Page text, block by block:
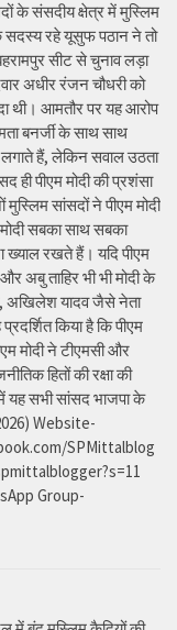
के संसदीय क्षेत्र में मुस्लिम
सदस्य रहे यूसुफ पठान ने तो
सीट से चुनाव लड़ा
अधीर रंजन चौधरी को
थी। आमतौर पर यह आरोप
बनर्जी के साथ साथ
हैं, लेकिन सवाल उठता
ही पीएम मोदी की प्रशंसा
सांसदों ने पीएम मोदी
सबका साथ सबका
ख्याल रखते हैं। यदि पीएम
अबु ताहिर भी भी मोदी के
अखिलेश यादव जैसे नेता
किया है कि पीएम
मोदी ने टीएमसी और
हितों की रक्षा की
यह सभी सांसद भाजपा के
Website-
SPMittalblog
Group-